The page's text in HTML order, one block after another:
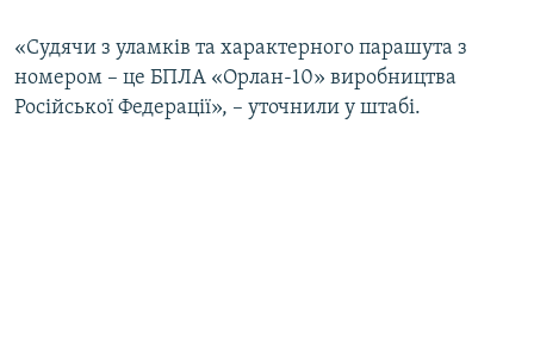
«Судячи з уламків та характерного парашута з
номером – це БПЛА «Орлан-10» виробництва
Російської Федерації», – уточнили у штабі.